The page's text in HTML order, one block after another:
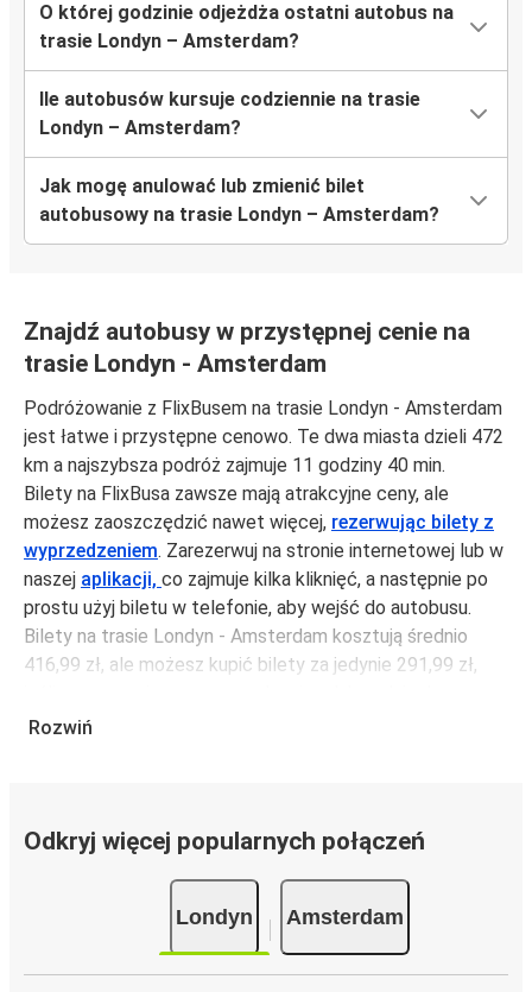
O której godzinie odjeżdża ostatni autobus na
trasie Londyn – Amsterdam?
Ile autobusów kursuje codziennie na trasie
Londyn – Amsterdam?
Jak mogę anulować lub zmienić bilet
autobusowy na trasie Londyn – Amsterdam?
Znajdź autobusy w przystępnej cenie na
trasie Londyn - Amsterdam
Podróżowanie z FlixBusem na trasie Londyn - Amsterdam
jest łatwe i przystępne cenowo. Te dwa miasta dzieli 472
km a najszybsza podróż zajmuje 11 godziny 40 min.
Bilety na FlixBusa zawsze mają atrakcyjne ceny, ale
możesz zaoszczędzić nawet więcej, rezerwując bilety z
wyprzedzeniem. Zarezerwuj na stronie internetowej lub w
naszej aplikacji, co zajmuje kilka kliknięć, a następnie po
prostu użyj biletu w telefonie, aby wejść do autobusu.
Bilety na trasie Londyn - Amsterdam kosztują średnio
416,99 zł, ale możesz kupić bilety za jedynie 291,99 zł,
unikając weekendów i świąt. Aby podróżować szybko,
jedynie 11 godziny 40 min.
Podróż autobusemma mniejszy wpływ na środowisko
niż podróż samochodem czy samolotem. Stale pracujemy
Rozwiń
Odkryj więcej popularnych połączeń
Londyn Amsterdam